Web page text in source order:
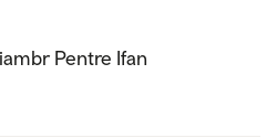
Pentre Ifan